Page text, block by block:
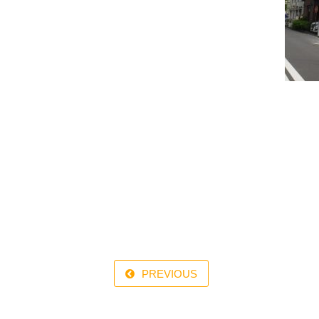
PREVIOUS